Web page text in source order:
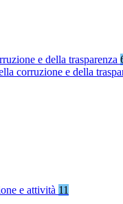
e della trasparenza
corruzione e della
e attività 11